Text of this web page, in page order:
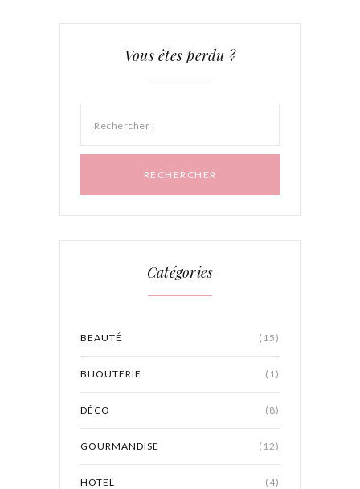
Vous êtes perdu ?
Rechercher :
Catégories
BEAUTÉ (15)
BIJOUTERIE (1)
DÉCO (8)
GOURMANDISE (12)
HOTEL (4)